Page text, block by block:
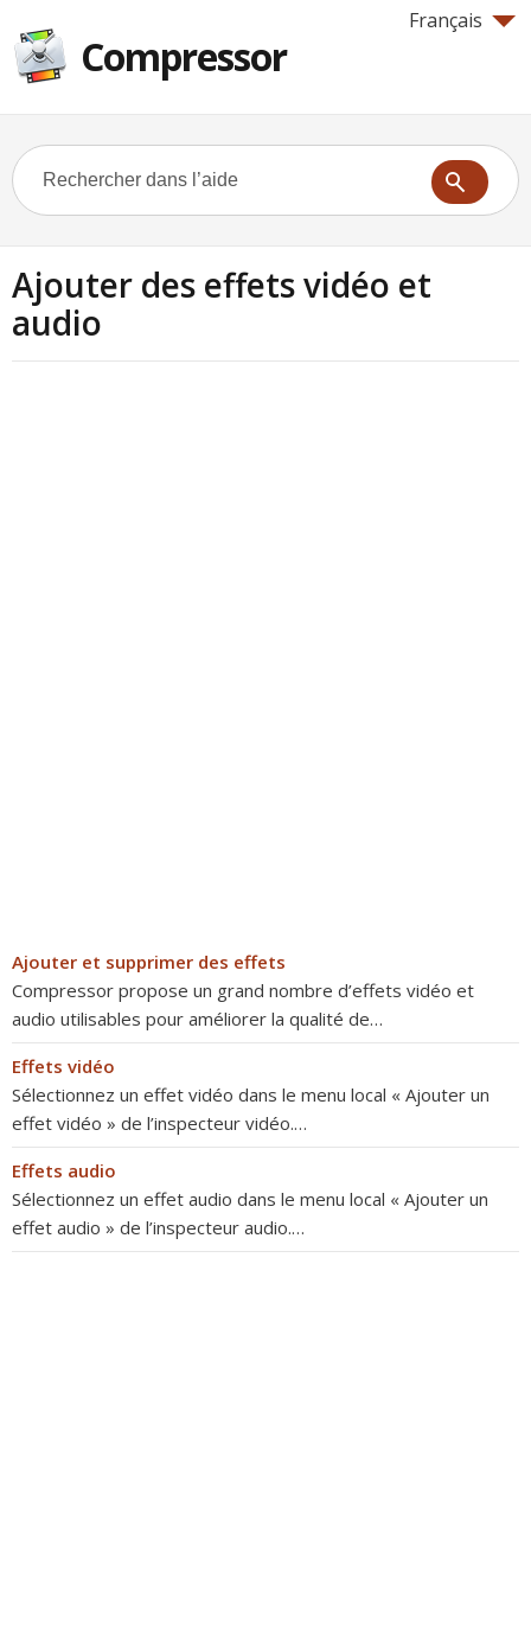
Français
Compressor
Ajouter des effets vidéo et
audio
Ajouter et supprimer des effets
Compressor propose un grand nombre d’effets vidéo et
audio utilisables pour améliorer la qualité de…
Effets vidéo
Sélectionnez un effet vidéo dans le menu local « Ajouter un
effet vidéo » de l’inspecteur vidéo.…
Effets audio
Sélectionnez un effet audio dans le menu local « Ajouter un
effet audio » de l’inspecteur audio.…